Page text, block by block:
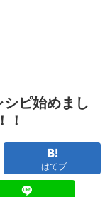
シピ始めまし
！
はてブ